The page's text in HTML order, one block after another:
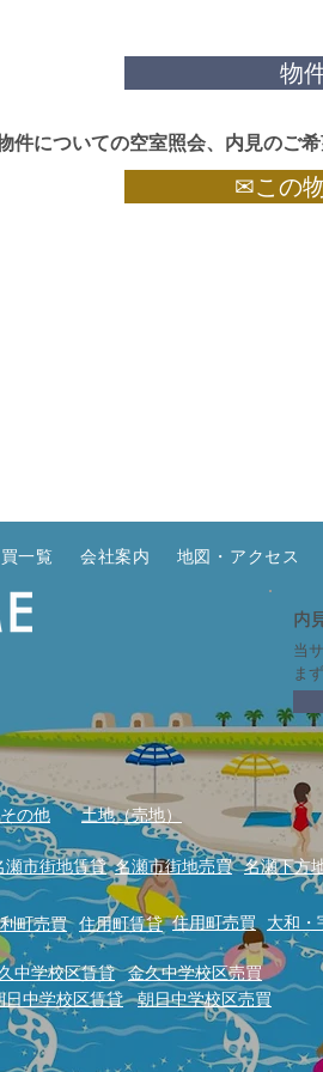
物
件についての空室照会、内見のご
✉この
一覧 会社案内 地図・アクセス
内
当
ま
の他 土地（売地）
瀬市街地賃貸 名瀬市街地売買 名瀬下方
町売買 住用町賃貸 住用町売買 大和・
中学校区賃貸
金久中学校区売買
日中学校区賃貸
朝日中学校区売買